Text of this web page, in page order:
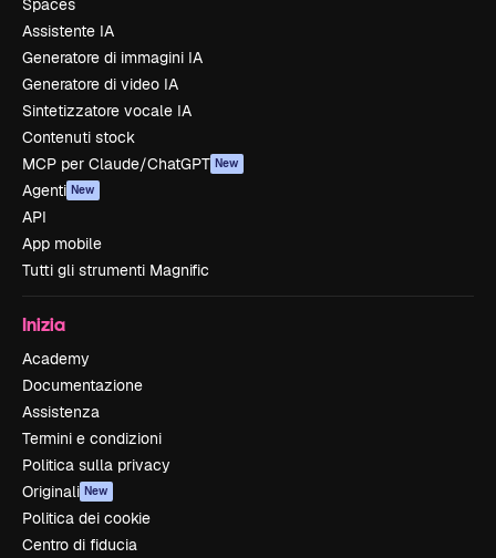
Spaces
Assistente IA
Generatore di immagini IA
Generatore di video IA
Sintetizzatore vocale IA
Contenuti stock
MCP per Claude/ChatGPT New
Agenti New
API
App mobile
Tutti gli strumenti Magnific
Inizia
Academy
Documentazione
Assistenza
Termini e condizioni
Politica sulla privacy
Originali New
Politica dei cookie
Centro di fiducia